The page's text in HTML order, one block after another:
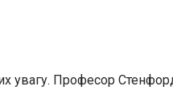
увагу. Професор